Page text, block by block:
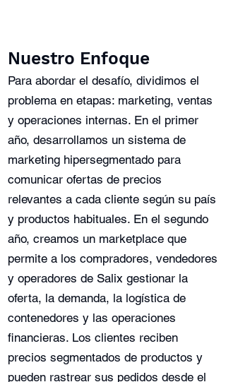
Nuestro Enfoque
Para abordar el desafío, dividimos el
problema en etapas: marketing, ventas
y operaciones internas. En el primer
año, desarrollamos un sistema de
marketing hipersegmentado para
comunicar ofertas de precios
relevantes a cada cliente según su país
y productos habituales. En el segundo
año, creamos un marketplace que
permite a los compradores, vendedores
y operadores de Salix gestionar la
oferta, la demanda, la logística de
contenedores y las operaciones
financieras. Los clientes reciben
precios segmentados de productos y
pueden rastrear sus pedidos desde el